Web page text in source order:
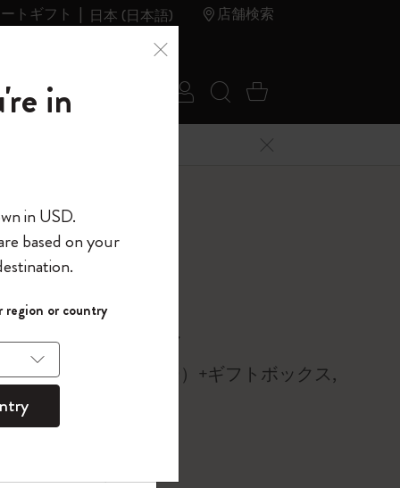
トギフト 日本 (日本語) 店舗検索
ール
ログイン
保存する
検索 (キーワード
カート 0 アイ
メニューを閉じる
ートブック
バー 無地（ボルドー）+ギフトボックス,
¥ 2,530
ようこそ
、コード
力すると、初
無料になり
レット品は
in
in USD.
based on your
or country